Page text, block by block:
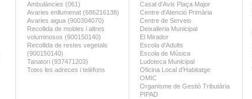
Ambulàncies (061)
Avaries enllumenat (686216138)
Avaries aigua (900304070)
Recollida de mobles i altres
voluminosos (900150140)
Recollida de restes vegetals
(900150140)
Tanatori (937471203)
Totes les adreces i telèfons
Casal d'Avis Plaça Major
Centre d'Atenció Primària
Centre de Serveis
Deixalleria Municipal
El Mirador
Escola d'Adults
Escola de Música
Ludoteca Municipal
Oficina Local d'Habitatge
OMIC
Organisme de Gestió Tributària
PIPAD